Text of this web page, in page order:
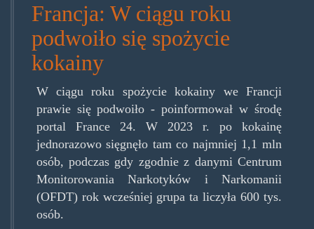
Francja: W ciągu roku
podwoiło się spożycie
kokainy
W ciągu roku spożycie kokainy we Francji
prawie się podwoiło - poinformował w środę
portal France 24. W 2023 r. po kokainę
jednorazowo sięgnęło tam co najmniej 1,1 mln
osób, podczas gdy zgodnie z danymi Centrum
Monitorowania Narkotyków i Narkomanii
(OFDT) rok wcześniej grupa ta liczyła 600 tys.
osób.